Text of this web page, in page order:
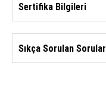
Sertifika Bilgileri
Sıkça Sorulan Sorular